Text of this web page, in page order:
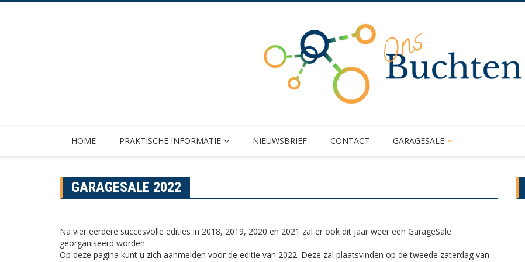
Skip
HOME PRAKTISCHE INFORMATIE NIEUWSBRIEF CONTACT GARAGESALE
GARAGESALE 2022
Na vier eerdere succesvolle edities in 2018, 2019, 2020 en 2021 zal er ook dit jaar weer een GarageSale
georganiseerd worden.
Op deze pagina kunt u zich aanmelden voor de editie van 2022. Deze zal plaatsvinden op de tweede zaterdag van